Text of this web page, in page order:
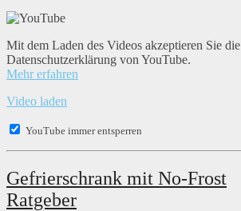
Mit dem Laden des Videos akzeptieren Sie die
Datenschutzerklärung von YouTube.
Mehr erfahren
Video laden
YouTube immer entsperren
Gefrierschrank mit No-Frost
Ratgeber